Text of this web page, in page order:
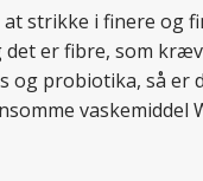
at strikke i finere og
det er fibre, som
og probiotika, så er
vaskemiddel